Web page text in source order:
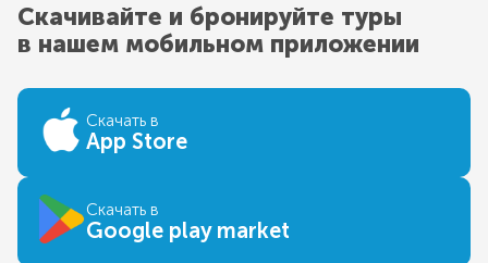
Скачивайте и бронируйте туры
в нашем мобильном приложении
Скачать в
App Store
Скачать в
Google play market